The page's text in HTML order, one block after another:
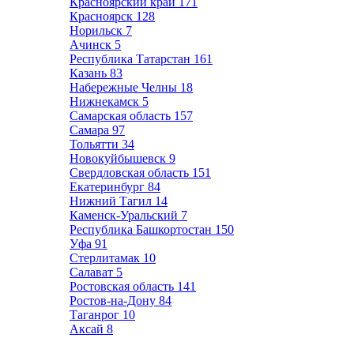
Красноярск 128
Норильск 7
Ачинск 5
Республика Татарстан 161
Казань 83
Набережные Челны 18
Нижнекамск 5
Самарская область 157
Самара 97
Тольятти 34
Новокуйбышевск 9
Свердловская область 151
Екатеринбург 84
Нижний Тагил 14
Каменск-Уральский 7
Республика Башкортостан 150
Уфа 91
Стерлитамак 10
Салават 5
Ростовская область 141
Ростов-на-Дону 84
Таганрог 10
Аксай 8